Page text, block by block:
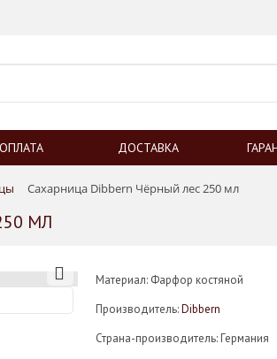
ОПЛАТА ДОСТАВКА
Сахарница Dibbern Чёрный лес 250 мл
МЛ
Материал: Фарфор костяной
Производитель:Dibbern
Страна-производитель: Германия